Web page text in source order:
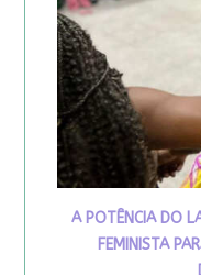
A POTÊNCIA DO
FEMINISTA